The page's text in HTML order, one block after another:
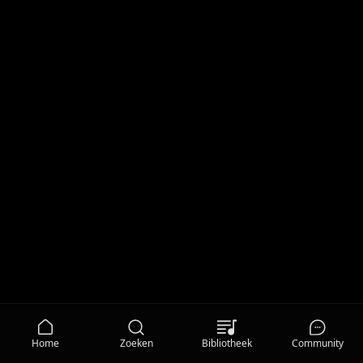
Home Zoeken Bibliotheek Community